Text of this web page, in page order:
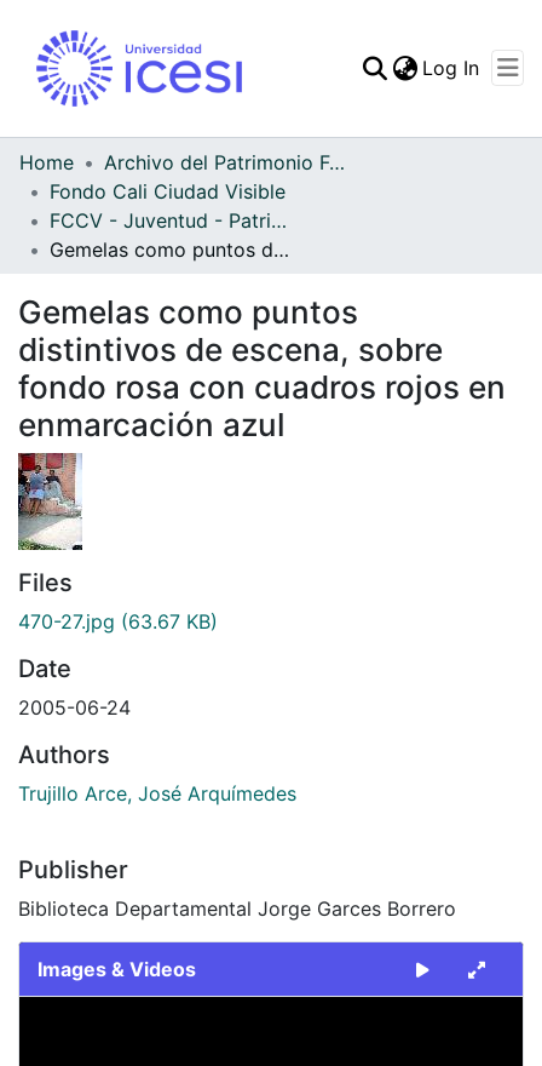
Log In
Home
Archivo del Patrimonio Fotográfico y Fílmico del Valle del Cauca
Fondo Cali Ciudad Visible
FCCV - Juventud - Patrimonial
Gemelas como puntos distintivos de escena, sobre fondo rosa con cuadros rojos en enmarcación azul
Gemelas como puntos
distintivos de escena, sobre
fondo rosa con cuadros rojos en
enmarcación azul
Files
470-27.jpg (63.67 KB)
Date
2005-06-24
Authors
Trujillo Arce, José Arquímedes
Publisher
Biblioteca Departamental Jorge Garces Borrero
Images & Videos